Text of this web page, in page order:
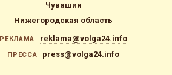
Чувашия
Нижегородская область
РЕКЛАМА reklama@volga24.info
ПРЕССА press@volga24.info